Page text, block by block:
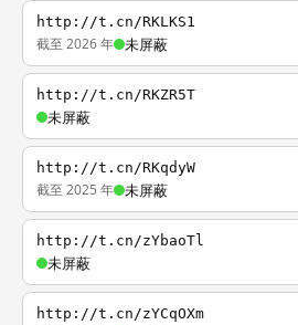
http://t.cn/RKLKS1
截至 2026 年 未屏蔽
http://t.cn/RKZR5T
未屏蔽
http://t.cn/RKqdyW
截至 2025 年 未屏蔽
http://t.cn/zYbaoTl
未屏蔽
http://t.cn/zYCqOXm